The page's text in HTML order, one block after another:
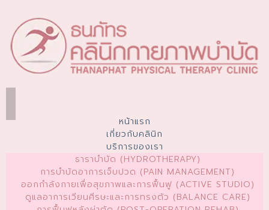
หน้าแรก
เกี่ยวกับคลินิก
บริการของเรา
ธาราบำบัด (HYDROTHERAPY)
การบำบัดอาการเจ็บปวด (PAIN MANAGEMENT)
ออกกำลังกายเพื่อสุขภาพและการฟื้นฟู (ACTIVE STUDIO)
ดูแลอาการเวียนศีรษะและการทรงตัว (BALANCE CARE)